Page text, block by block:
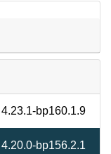
4.23.1-bp160.1.9
4.20.0-bp156.2.1